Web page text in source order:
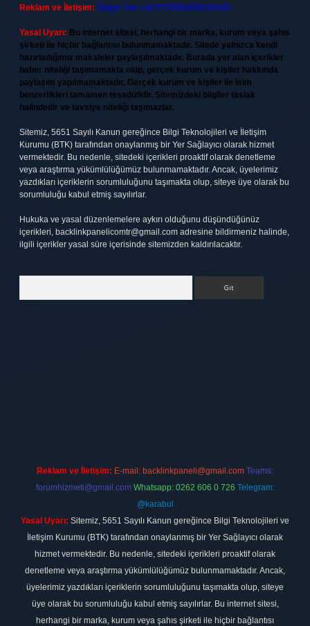
Reklam ve İletişim: Skype: live:.cid.575569c608265c69
Yasal Uyarı: Bu internet sitesi, herhangi bir marka, kurum veya şahıs
şirketi ile hiçbir bağlantısı bulunmamaktadır. Sitede yalnızca kendi
hazırladığımız makaleler paylaşılmaktadır. Burada yer alan içerikler
haber niteliği taşımamakta olup, gerçek kurum ve kişiler hakkında
paylaşım yapılmamaktadır. Gerçek kurum ve kişiler ile isim
benzerlikleri tamamen tesadüfidir. Sitemizdeki bilgiler taslak
halindedir ve tavsiye niteliği taşımazlar.
Sitemiz, 5651 Sayılı Kanun gereğince Bilgi Teknolojileri ve İletişim
Kurumu (BTK) tarafından onaylanmış bir Yer Sağlayıcı olarak hizmet
vermektedir. Bu nedenle, sitedeki içerikleri proaktif olarak denetleme
veya araştırma yükümlülüğümüz bulunmamaktadır. Ancak, üyelerimiz
yazdıkları içeriklerin sorumluluğunu taşımakta olup, siteye üye olarak bu
sorumluluğu kabul etmiş sayılırlar.
Hukuka ve yasal düzenlemelere aykırı olduğunu düşündüğünüz
içerikleri, backlinkpanelicomtr@gmail.com adresine bildirmeniz halinde,
ilgili içerikler yasal süre içerisinde sitemizden kaldırılacaktır.
Reklam ve İletişim: E-mail: backlinkpaneli@gmail.com Teams:
forumhizmeti@gmail.com Whatsapp: 0262 606 0 726 Telegram:
@karabul
Yasal Uyarı: Sitemiz, 5651 Sayılı Kanun gereğince Bilgi Teknolojileri ve
İletişim Kurumu (BTK) tarafından onaylanmış bir Yer Sağlayıcı olarak
hizmet vermektedir. Bu nedenle, sitedeki içerikleri proaktif olarak
denetleme veya araştırma yükümlülüğümüz bulunmamaktadır. Ancak,
üyelerimiz yazdıkları içeriklerin sorumluluğunu taşımakta olup, siteye
üye olarak bu sorumluluğu kabul etmiş sayılırlar. Bu internet sitesi,
herhangi bir marka, kurum veya şahıs şirketi ile hiçbir bağlantısı